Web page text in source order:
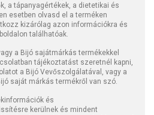
a tápanyagértékek, a dietetikai és
esetben olvasd el a terméken
kizárólag azon információkra és
találhatóak.
a Bijó sajátmárkás termékekkel
tájékoztatást szeretnél kapni,
a Bijó Vevőszolgálatával, vagy a
saját márkás termékről van szó.
és
kerülnek és mindent